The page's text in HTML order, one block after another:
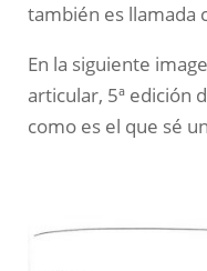
también es llamada
En la siguiente
articular, 5ª edición
como es el que sé un